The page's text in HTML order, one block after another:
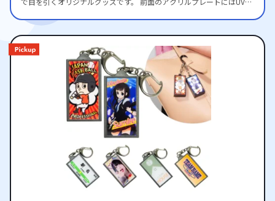
ふれる仕上がりとなります。さらに版の作成が不要なため、初期コス
トを抑えて手軽に制作できる点も魅力です。 本体には8灯のホワイトL
EDを搭載し、背面スイッチでOFF・LOW・HIGHと切り替えて2段階の
光量調整が可能です。従来型より進化した光でデザイン全体を柔らか
く、かつ鮮明に照らし出し、浮かび上がるような美しさを演出しま
す。（ケイオー完全オリジナル設計・特許取得済み） 本体カラーはブ
ラックとホワイトの2色展開。ホワイトは暗めのデザインやロゴを引き
立て、清潔感のある印象を強調。ブラックは重厚感があり、キャラク
ターイラストや肖像を際立たせます。 また、箱型構造で縦横どちらで
も安定して自立するため、点灯させてインテリアライトやディスプレ